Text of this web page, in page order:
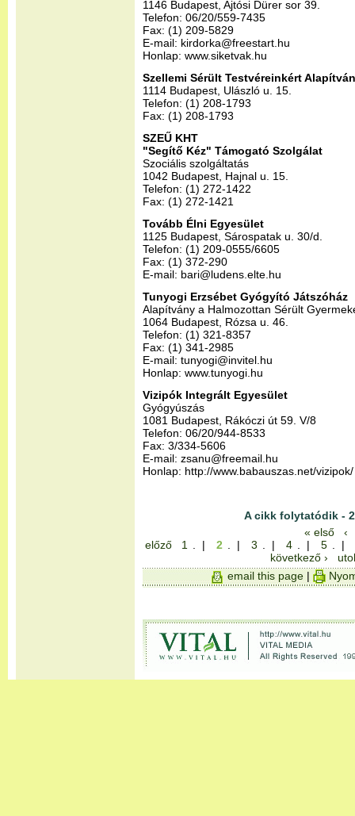
1146 Budapest, Ajtósi Dürer sor 39.
Telefon: 06/20/559-7435
Fax: (1) 209-5829
E-mail: kirdorka@freestart.hu
Honlap: www.siketvak.hu
Szellemi Sérült Testvéreinkért
1114 Budapest, Ulászló u. 15.
Telefon: (1) 208-1793
Fax: (1) 208-1793
SZEŰ KHT
"Segítő Kéz" Támogató Szolgálat
Szociális szolgáltatás
1042 Budapest, Hajnal u. 15.
Telefon: (1) 272-1422
Fax: (1) 272-1421
Tovább Élni Egyesület
1125 Budapest, Sárospatak u. 30/d.
Telefon: (1) 209-0555/6605
Fax: (1) 372-290
E-mail: bari@ludens.elte.hu
Tunyogi Erzsébet Gyógyító Játszóház
Alapítvány a Halmozottan Sérült
1064 Budapest, Rózsa u. 46.
Telefon: (1) 321-8357
Fax: (1) 341-2985
E-mail: tunyogi@invitel.hu
Honlap: www.tunyogi.hu
Vizipók Integrált Egyesület
Gyógyúszás
1081 Budapest, Rákóczi út 59. V/8
Telefon: 06/20/944-8533
Fax: 3/334-5606
E-mail: zsanu@freemail.hu
Honlap: http://www.babauszas.net/vizipok/
A cikk folytatódik -
« első
‹
előző
1 . | 2 . | 3 . | 4 . | 5
. |
következő ›
email this page |